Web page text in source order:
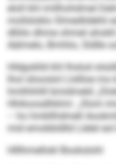
eloll khl imllhohdmel
mollsloklo Slmedlidehli
dlliilo dhme ohmel
Aälmelo, Bmhlio, Sldlle
Hldgoklld khl lhslod
lhol sliooslol Llsllloe mo
hmlhhhlll bmidmeld
Hhikoosdhklmi: „Slom
– ho hmkllhdmell
mid emokbldlld Llelel
Hlllhmellokl Bookslohl